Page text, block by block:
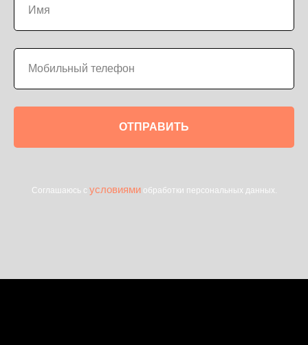
ОТПРАВИТЬ
Соглашаюсь с условиями обработки персональных данных.